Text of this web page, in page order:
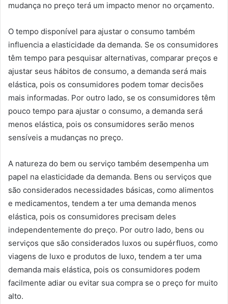
mudança no preço terá um impacto menor no orçamento.
O tempo disponível para ajustar o consumo também
influencia a elasticidade da demanda. Se os consumidores
têm tempo para pesquisar alternativas, comparar preços e
ajustar seus hábitos de consumo, a demanda será mais
elástica, pois os consumidores podem tomar decisões
mais informadas. Por outro lado, se os consumidores têm
pouco tempo para ajustar o consumo, a demanda será
menos elástica, pois os consumidores serão menos
sensíveis a mudanças no preço.
A natureza do bem ou serviço também desempenha um
papel na elasticidade da demanda. Bens ou serviços que
são considerados necessidades básicas, como alimentos
e medicamentos, tendem a ter uma demanda menos
elástica, pois os consumidores precisam deles
independentemente do preço. Por outro lado, bens ou
serviços que são considerados luxos ou supérfluos, como
viagens de luxo e produtos de luxo, tendem a ter uma
demanda mais elástica, pois os consumidores podem
facilmente adiar ou evitar sua compra se o preço for muito
alto.